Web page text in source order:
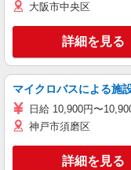
大阪市中央区
詳細を見る
マイクロバスによる施
日給 10,900円〜
神戸市須磨区
詳細を見る